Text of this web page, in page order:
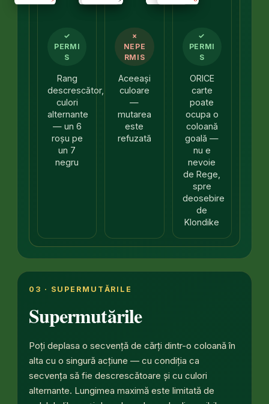
✓
PERMI
S
Rang
descrescător,
culori
alternante
— un 6
roșu pe
un 7
negru
×
NEPE
RMIS
Aceeași
culoare
—
mutarea
este
refuzată
✓
PERMI
S
ORICE
carte
poate
ocupa o
coloană
goală —
nu e
nevoie
de Rege,
spre
deosebire
de
Klondike
03 · SUPERMUTĂRILE
Supermutările
Poți deplasa o secvență de cărți dintr-o coloană în
alta cu o singură acțiune — cu condiția ca
secvența să fie descrescătoare și cu culori
alternante. Lungimea maximă este limitată de